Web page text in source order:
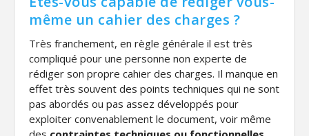
même un cahier des charges ?
Très franchement, en règle générale il est très
compliqué pour une personne non experte de
rédiger son propre cahier des charges. Il manque en
effet très souvent des points techniques qui ne sont
pas abordés ou pas assez développés pour
exploiter convenablement le document, voir même